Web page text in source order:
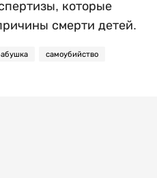
которые
смерти детей.
самоубийство